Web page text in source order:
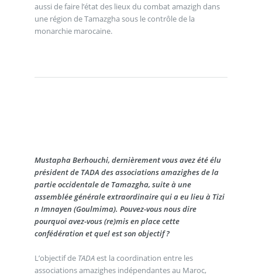
aussi de faire l’état des lieux du combat amazigh dans
une région de Tamazgha sous le contrôle de la
monarchie marocaine.
Mustapha Berhouchi, dernièrement vous avez été élu
président de TADA des associations amazighes de la
partie occidentale de Tamazgha, suite à une
assemblée générale extraordinaire qui a eu lieu à Tizi
n Imnayen (Goulmima). Pouvez-vous nous dire
pourquoi avez-vous (re)mis en place cette
confédération et quel est son objectif ?
L’objectif de TADAest la coordination entre les
associations amazighes indépendantes au Maroc,